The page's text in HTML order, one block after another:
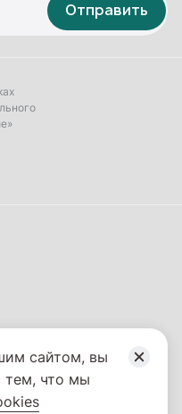
Отправить
сайтом, вы
тем, что мы